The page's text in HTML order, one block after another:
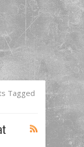
Tagged